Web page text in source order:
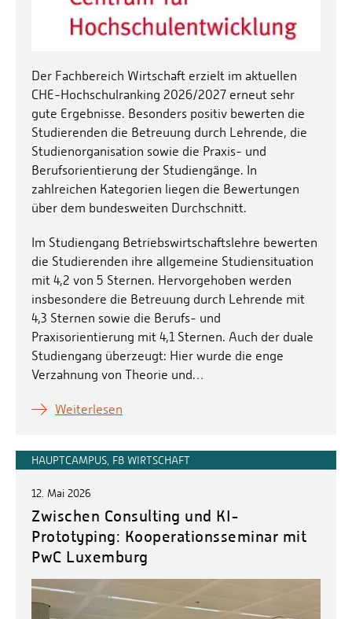
Der Fachbereich Wirtschaft erzielt im aktuellen
CHE-Hochschulranking 2026/2027 erneut sehr
gute Ergebnisse. Besonders positiv bewerten die
Studierenden die Betreuung durch Lehrende, die
Studienorganisation sowie die Praxis- und
Berufsorientierung der Studiengänge. In
zahlreichen Kategorien liegen die Bewertungen
über dem bundesweiten Durchschnitt.
Im Studiengang Betriebswirtschaftslehre bewerten
die Studierenden ihre allgemeine Studiensituation
mit 4,2 von 5 Sternen. Hervorgehoben werden
insbesondere die Betreuung durch Lehrende mit
4,3 Sternen sowie die Berufs- und
Praxisorientierung mit 4,1 Sternen. Auch der duale
Studiengang überzeugt: Hier wurde die enge
Verzahnung von Theorie und…
Weiterlesen
HAUPTCAMPUS, FB WIRTSCHAFT
12. Mai 2026
Zwischen Consulting und KI-
Prototyping: Kooperationsseminar mit
PwC Luxemburg